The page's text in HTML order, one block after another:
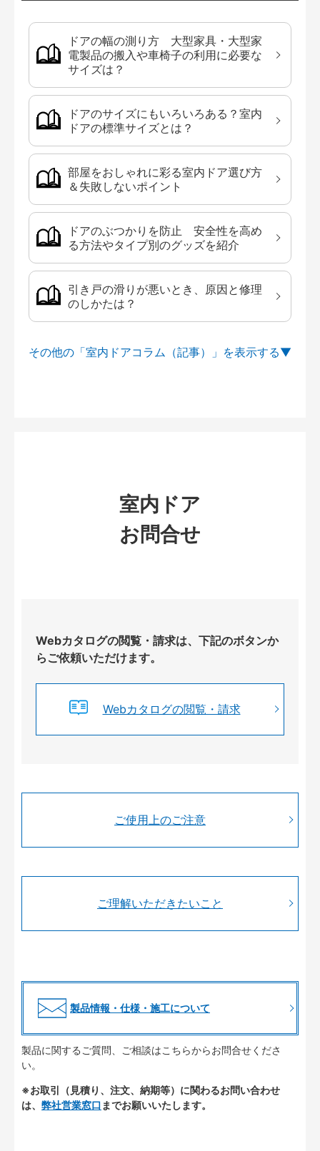
ドアの幅の測り方 大型家具・大型家
電製品の搬入や車椅子の利用に必要な
サイズは？
ドアのサイズにもいろいろある？室内
ドアの標準サイズとは？
部屋をおしゃれに彩る室内ドア選び方
＆失敗しないポイント
ドアのぶつかりを防止 安全性を高め
る方法やタイプ別のグッズを紹介
引き戸の滑りが悪いとき、原因と修理
のしかたは？
その他の「室内ドアコラム（記事）」を
室内ドア
お問合せ
Webカタログの閲覧・請求は、下記のボタンか
らご依頼いただけます。
Webカタログの閲覧・請求
ご使用上のご注意
ご理解いただきたいこと
製品情報・仕様・施工について
製品に関するご質問、ご相談はこちらからお問合せくださ
い。
※お取引（見積り、注文、納期等）に関わるお問い合わせ
は、 弊社営業窓口 までお願いいたします。